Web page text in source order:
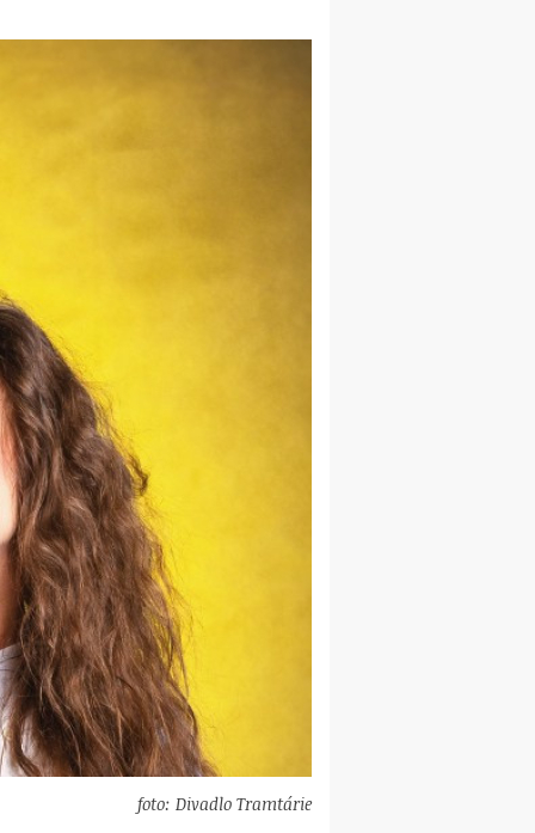
foto: Divadlo Tramtárie